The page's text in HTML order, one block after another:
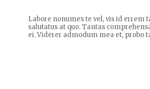
Labore nonumes te vel, vis id errem
salutatus at quo. Tantas
ei. Viderer admodum mea et, probo